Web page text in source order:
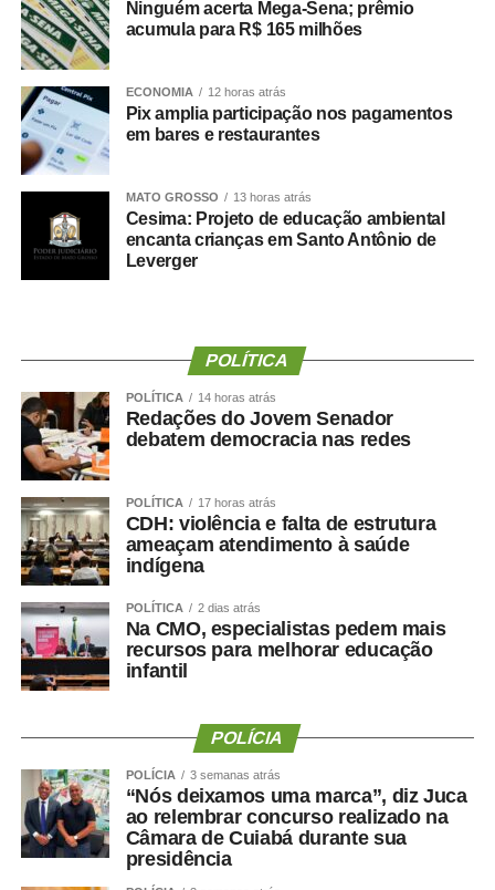
confiança depositada no Instituto Selecon e destacou a
forma como o processo foi conduzido.
“Eu, em nome do Selecon, também agradeço ao
deputado porque, de fato, fizemos um concurso histórico,
graças à oportunidade que o Juca nos deu para
realizarmos esse concurso com qualidade e segurança,
mas, acima de tudo, com muita transparência”, declarou o
presidente da instituição.
Ao final do encontro, Juca reforçou a importância da
igualdade de oportunidades para todos os candidatos.
COMENTE ABAIXO:
WhatsApp
Facebook
Twitter
Messenger
LinkedIn
Share
Ninguém acerta Mega-Sena; prêmio
acumula para R$ 165 milhões
ECONOMIA 12 horas atrás
Pix amplia participação nos pagamentos
em bares e restaurantes
MATO GROSSO 13 horas atrás
Cesima: Projeto de educação ambiental
encanta crianças em Santo Antônio de
Leverger
POLÍTICA
POLÍTICA 14 horas atrás
Redações do Jovem Senador
debatem democracia nas redes
POLÍTICA 17 horas atrás
CDH: violência e falta de estrutura
ameaçam atendimento à saúde
indígena
POLÍTICA 2 dias atrás
Na CMO, especialistas pedem mais
recursos para melhorar educação
infantil
POLÍCIA
POLÍCIA 3 semanas atrás
“Nós deixamos uma marca”, diz Juca
ao relembrar concurso realizado na
Câmara de Cuiabá durante sua
presidência